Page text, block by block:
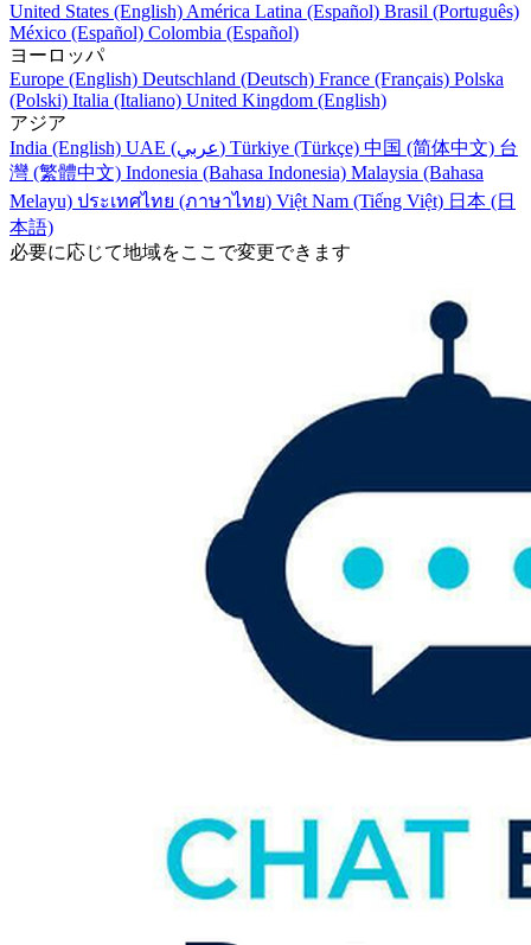
United States (English) América Latina (Español) Brasil (Português)
México (Español) Colombia (Español)
ヨーロッパ
Europe (English) Deutschland (Deutsch) France (Français) Polska
(Polski) Italia (Italiano) United Kingdom (English)
アジア
India (English)
UAE (عربي) Türkiye (Türkçe) 中国 (简体中文) 台
灣 (繁體中文) Indonesia (Bahasa Indonesia) Malaysia (Bahasa
Melayu) ประเทศไทย (ภาษาไทย) Việt Nam (Tiếng Việt) 日本 (日
本語)
必要に応じて地域をここで変更できます